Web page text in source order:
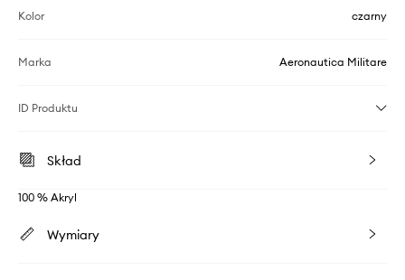
Kolor czarny
Marka Aeronautica Militare
ID Produktu
Skład
100 % Akryl
Wymiary